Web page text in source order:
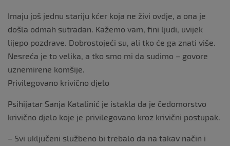
Imaju još jednu stariju kćer koja ne živi ovdje, a ona je
došla odmah sutradan. Kažemo vam, fini ljudi, uvijek
lijepo pozdrave. Dobrostojeći su, ali tko će ga znati više.
Nesreća je to velika, a tko smo mi da sudimo – govore
uznemirene komšije.
Privilegovano krivično djelo
Psihijatar Sanja Katalinić je istakla da je čedomorstvo
krivično djelo koje je privilegovano kroz krivični postupak.
– Svi uključeni službeno bi trebalo da na takav način i